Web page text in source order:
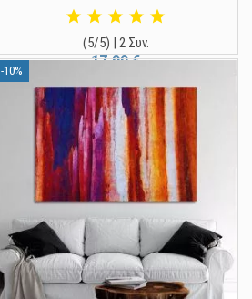
(5/5) | 2 Συν.
17,90 €
-10%